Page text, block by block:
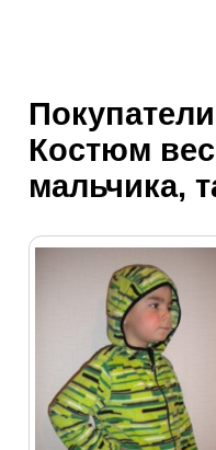
Костюм
мальчика,